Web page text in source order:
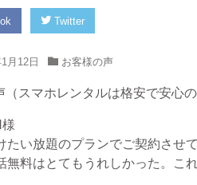
Twitter
月12日 お客様の声
（スマホレンタルは格安で安心
たい放題のプランでご契約させ
無料はとてもうれしかった。こ